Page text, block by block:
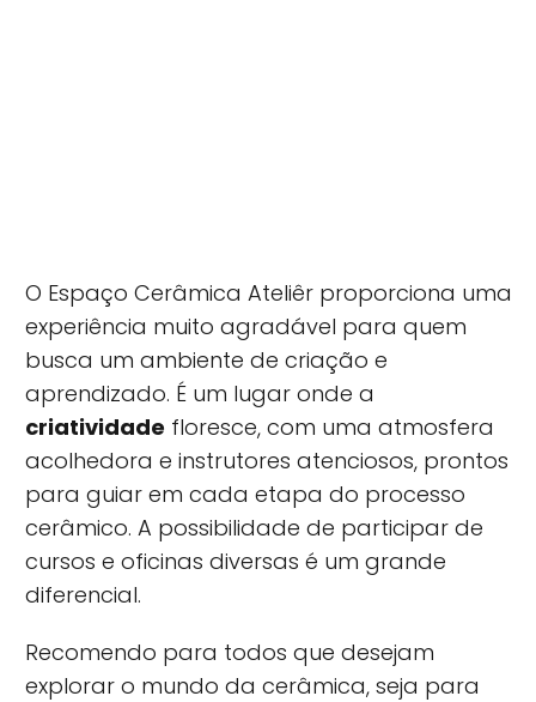
O Espaço Cerâmica Ateliêr proporciona uma
experiência muito agradável para quem
busca um ambiente de criação e
aprendizado. É um lugar onde a
criatividade floresce, com uma atmosfera
acolhedora e instrutores atenciosos, prontos
para guiar em cada etapa do processo
cerâmico. A possibilidade de participar de
cursos e oficinas diversas é um grande
diferencial.
Recomendo para todos que desejam
explorar o mundo da cerâmica, seja para